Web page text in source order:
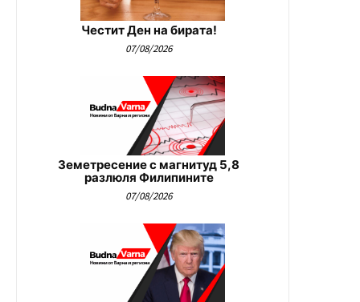
Честит Ден на бирата!
07/08/2026
Земетресение с магнитуд 5,8
разлюля Филипините
07/08/2026